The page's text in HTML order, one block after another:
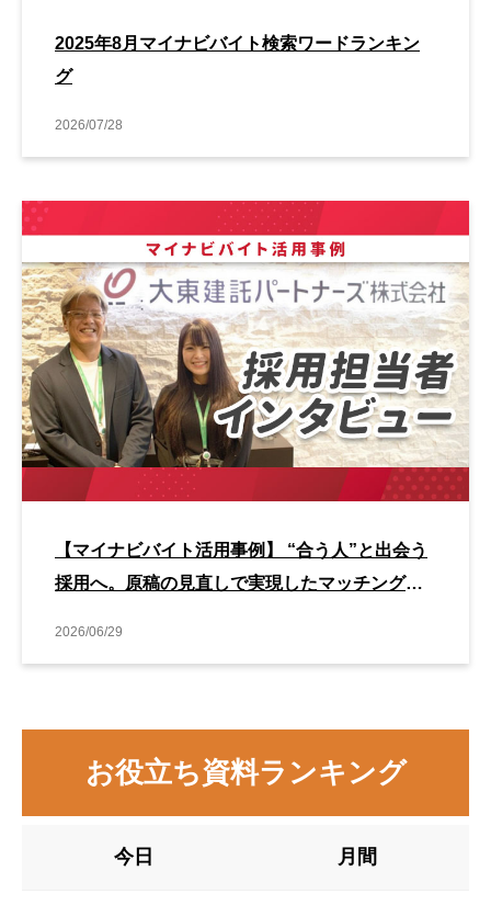
2025年8月マイナビバイト検索ワードランキン
グ
2026/07/28
【マイナビバイト活用事例】 “合う人”と出会う
採用へ。原稿の見直しで実現したマッチング改
2026/06/29
お役立ち資料ランキング
今日 月間